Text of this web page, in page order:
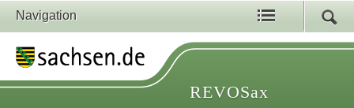
Navigation
REVOSax